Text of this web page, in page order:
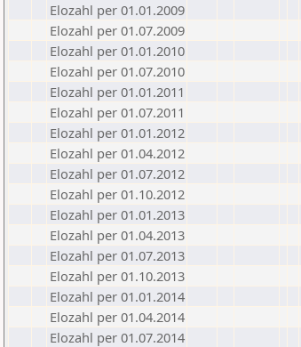
Elozahl per 01.01.2009
Elozahl per 01.07.2009
Elozahl per 01.01.2010
Elozahl per 01.07.2010
Elozahl per 01.01.2011
Elozahl per 01.07.2011
Elozahl per 01.01.2012
Elozahl per 01.04.2012
Elozahl per 01.07.2012
Elozahl per 01.10.2012
Elozahl per 01.01.2013
Elozahl per 01.04.2013
Elozahl per 01.07.2013
Elozahl per 01.10.2013
Elozahl per 01.01.2014
Elozahl per 01.04.2014
Elozahl per 01.07.2014